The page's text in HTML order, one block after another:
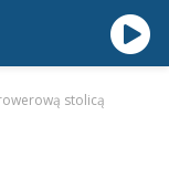
stolicą